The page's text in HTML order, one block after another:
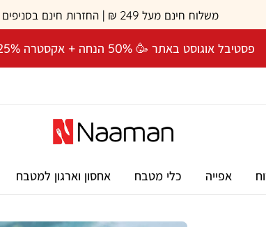
משלוח חינם מעל 249 ₪ | החזרות חינם בסניפים
פסטיבל אוגוסט באתר 🥳 50% הנחה + אקסטרה 25% על היתרה! 🎉
אפייה כלי מטבח אחסון וארגון למטבח